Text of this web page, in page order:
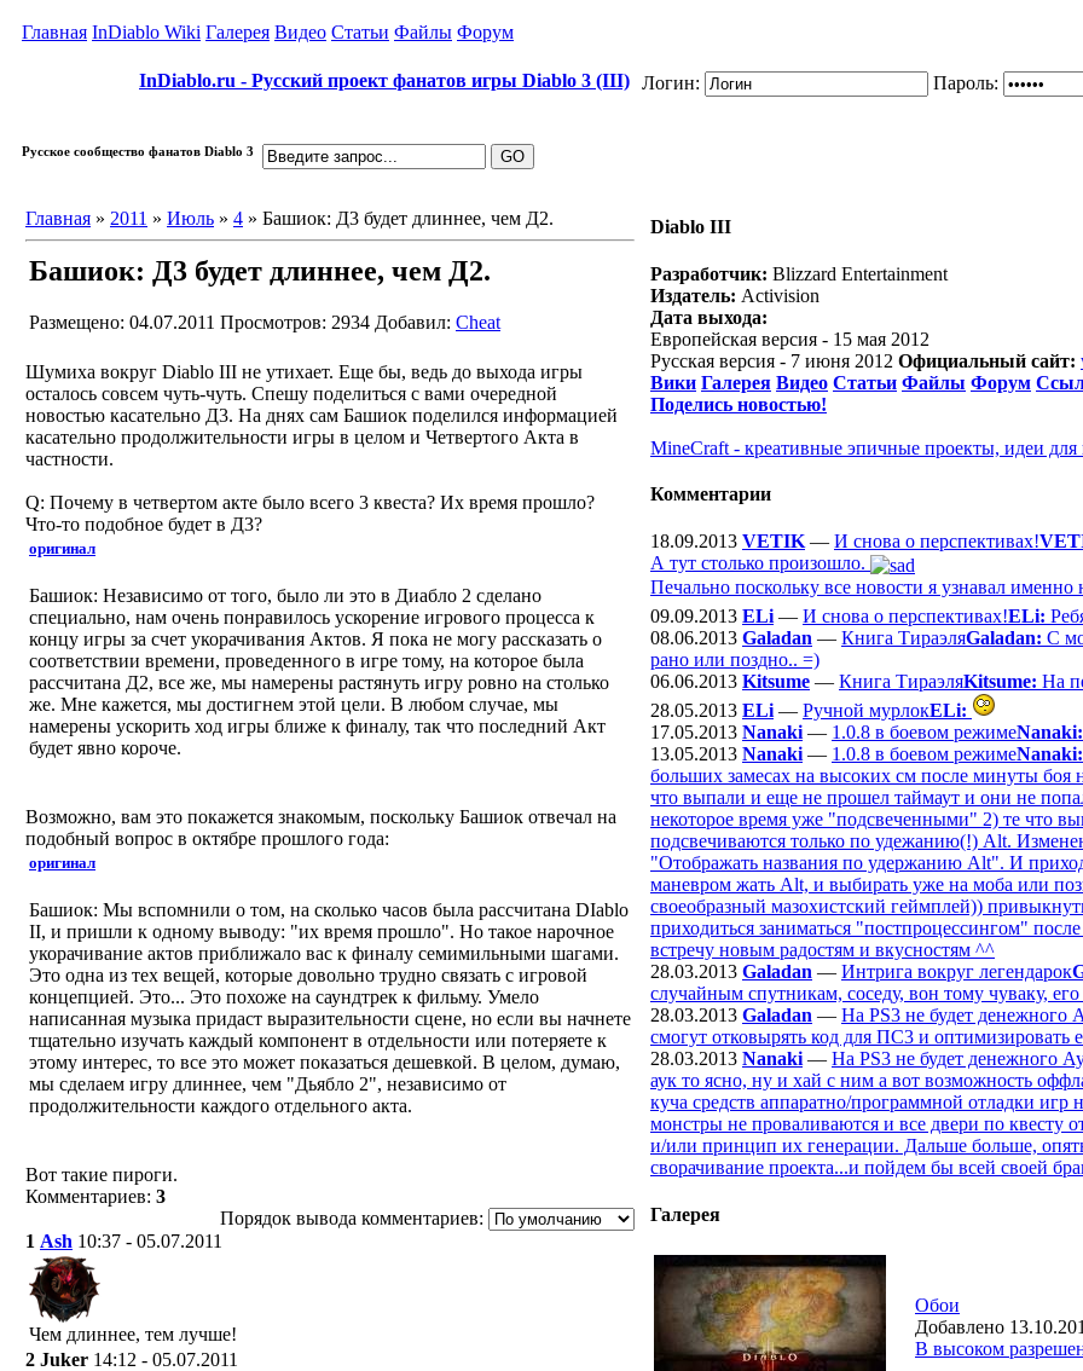
Главная InDiablo Wiki Галерея Видео Статьи Файлы Форум
InDiablo.ru - Русский проект фанатов игры Diablo 3 (III) Логин: Пароль:
Русское сообщество фанатов Diablo 3
Главная » 2011 » Июль » 4 » Башиок: Д3 будет длиннее, чем Д2.
Башиок: Д3 будет длиннее, чем Д2.
Размещено: 04.07.2011 Просмотров: 2934 Добавил: Cheat
Шумиха вокруг Diablo III не утихает. Еще бы, ведь до выхода игры
осталось совсем чуть-чуть. Спешу поделиться с вами очередной
новостью касательно Д3. На днях сам Башиок поделился информацией
касательно продолжительности игры в целом и Четвертого Акта в
частности.
Q: Почему в четвертом акте было всего 3 квеста? Их время прошло?
Что-то подобное будет в Д3?
оригинал
Башиок: Независимо от того, было ли это в Диабло 2 сделано
специально, нам очень понравилось ускорение игрового процесса к
концу игры за счет укорачивания Актов. Я пока не могу рассказать о
соответствии времени, проведенного в игре тому, на которое была
рассчитана Д2, все же, мы намерены растянуть игру ровно на столько
же. Мне кажется, мы достигнем этой цели. В любом случае, мы
намерены ускорить ход игры ближе к финалу, так что последний Акт
будет явно короче.
Возможно, вам это покажется знакомым, поскольку Башиок отвечал на
подобный вопрос в октябре прошлого года:
оригинал
Башиок: Мы вспомнили о том, на сколько часов была рассчитана DIablo
II, и пришли к одному выводу: "их время прошло". Но такое нарочное
укорачивание актов приближало вас к финалу семимильными шагами.
Это одна из тех вещей, которые довольно трудно связать с игровой
концепцией. Это... Это похоже на саундтрек к фильму. Умело
написанная музыка придаст выразительности сцене, но если вы начнете
тщательно изучать каждый компонент в отдельности или потеряете к
этому интерес, то все это может показаться дешевкой. В целом, думаю,
мы сделаем игру длиннее, чем "Дьябло 2", независимо от
продолжительности каждого отдельного акта.
Вот такие пироги.
Комментариев: 3
Порядок вывода комментариев:
1 Ash 10:37 - 05.07.2011
Чем длиннее, тем лучше!
2 Juker 14:12 - 05.07.2011
Diablo III
Разработчик: Blizzard Entertainment
Издатель: Activision
Дата выхода:
Европейская версия - 15 мая 2012
Русская версия - 7 июня 2012 Официальный сайт:
Вики Галерея Видео Статьи Файлы Форум
Поделись новостью!
MineCraft - креативные эпичные проекты, идеи для
Комментарии
18.09.2013 VETIK — И снова о перспективах!
А тут столько произошло.
Печально поскольку все новости я узнавал именно
09.09.2013 ELi — И снова о перспективах!ELi:
08.06.2013 Galadan — Книга ТираэляGaladan: С
рано или поздно.. =)
06.06.2013 Kitsume — Книга ТираэляKitsume: На
28.05.2013 ELi — Ручной мурлокELi:
17.05.2013 Nanaki — 1.0.8 в боевом режимеNanaki:
13.05.2013 Nanaki — 1.0.8 в боевом режимеNanaki:
больших замесах на высоких см после минуты боя
что выпали и еще не прошел таймаут и они не
некоторое время уже "подсвеченными" 2) те что
подсвечиваются только по удежанию(!) Alt.
"Отображать названия по удержанию Alt". И
маневром жать Alt, и выбирать уже на моба или
своеобразный мазохистский геймплей))
приходиться заниматься "постпроцессингом"
встречу новым радостям и вкусностям ^^
28.03.2013 Galadan — Интрига вокруг легендарок
случайным спутникам, соседу, вон тому чуваку,
28.03.2013 Galadan — На PS3 не будет денежного
смогут отковырять код для ПС3 и оптимизировать
28.03.2013 Nanaki — На PS3 не будет денежного
аук то ясно, ну и хай с ним а вот возможность
куча средств аппаратно/программной отладки
монстры не проваливаются и все двери по квесту
и/или принцип их генерации. Дальше больше,
сворачивание проекта...и пойдем бы всей своей
Галерея
Обои
Добавлено
В высоком